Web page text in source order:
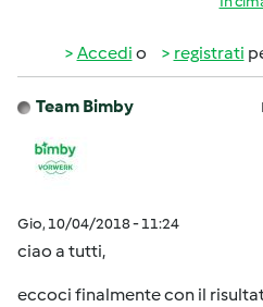
Accedi o registrati
Team Bimby
Gio, 10/04/2018 - 11:24
ciao a tutti,
eccoci finalmente con il